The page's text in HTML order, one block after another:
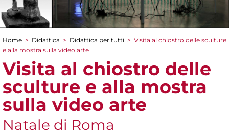
Tu sei qui
Home > Didattica > Didattica per tutti > Visita al chiostro delle sculture
e alla mostra sulla video arte
Visita al chiostro delle
sculture e alla mostra
sulla video arte
Natale di Roma